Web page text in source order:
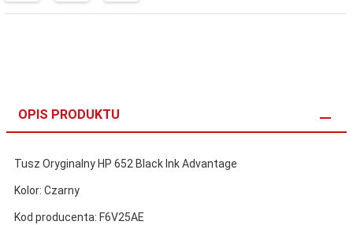
OPIS PRODUKTU
Tusz Oryginalny HP 652 Black Ink Advantage
Kolor: Czarny
Kod producenta: F6V25AE